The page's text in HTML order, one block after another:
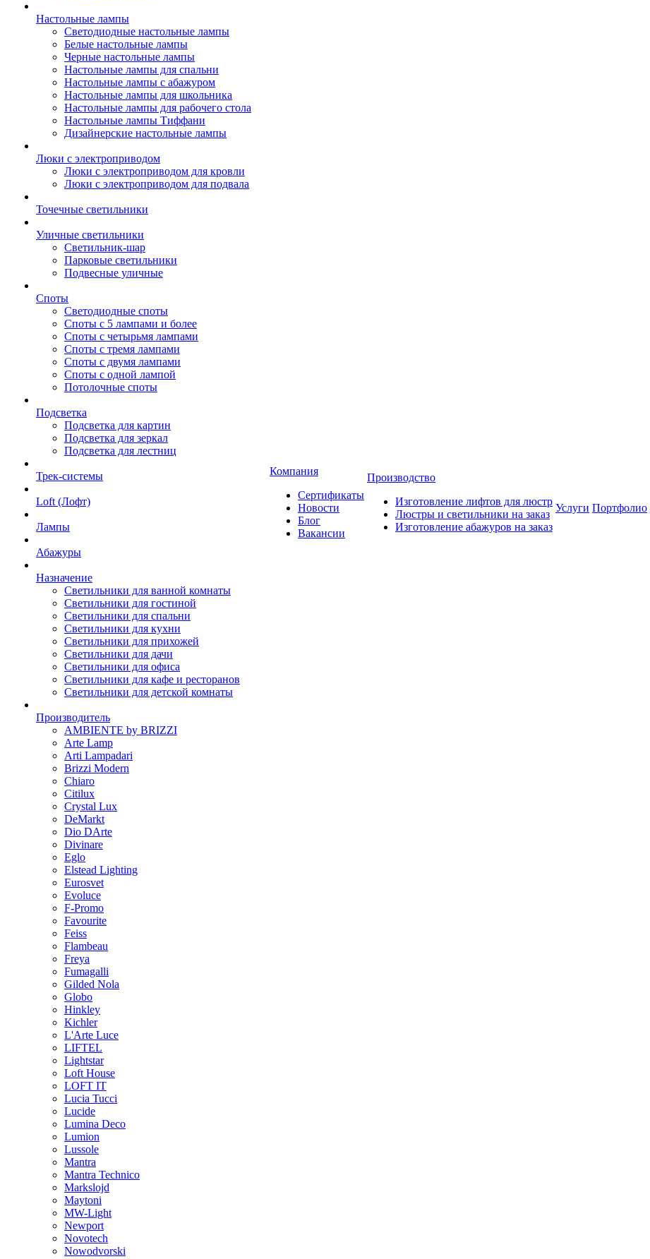
Настольные лампы
Светодиодные настольные лампы
Белые настольные лампы
Черные настольные лампы
Настольные лампы для спальни
Настольные лампы с абажуром
Настольные лампы для школьника
Настольные лампы для рабочего стола
Настольные лампы Тиффани
Дизайнерские настольные лампы
Люки с электроприводом
Люки с электроприводом для кровли
Люки с электроприводом для подвала
Точечные светильники
Уличные светильники
Светильник-шар
Парковые светильники
Подвесные уличные
Споты
Светодиодные споты
Споты с 5 лампами и более
Споты с четырьмя лампами
Споты с тремя лампами
Споты с двумя лампами
Споты с одной лампой
Потолочные споты
Подсветка
Подсветка для картин
Подсветка для зеркал
Подсветка для лестниц
Трек-системы
Loft (Лофт)
Лампы
Абажуры
Назначение
Светильники для ванной комнаты
Светильники для гостиной
Светильники для спальни
Светильники для кухни
Светильники для прихожей
Светильники для дачи
Светильники для офиса
Светильники для кафе и ресторанов
Светильники для детской комнаты
Производитель
AMBIENTE by BRIZZI
Arte Lamp
Arti Lampadari
Brizzi Modern
Chiaro
Citilux
Crystal Lux
DeMarkt
Dio DArte
Divinare
Eglo
Elstead Lighting
Eurosvet
Evoluce
F-Promo
Favourite
Feiss
Flambeau
Freya
Fumagalli
Gilded Nola
Globo
Hinkley
Kichler
L'Arte Luce
LIFTEL
Lightstar
Loft House
LOFT IT
Lucia Tucci
Lucide
Lumina Deco
Lumion
Lussole
Mantra
Mantra Technico
Markslojd
Maytoni
MW-Light
Newport
Novotech
Nowodvorski
Компания
Сертификаты
Новости
Блог
Вакансии
Производство
Изготовление лифтов для люстр
Люстры и светильники на заказ
Изготовление абажуров на заказ
Услуги Портфолио